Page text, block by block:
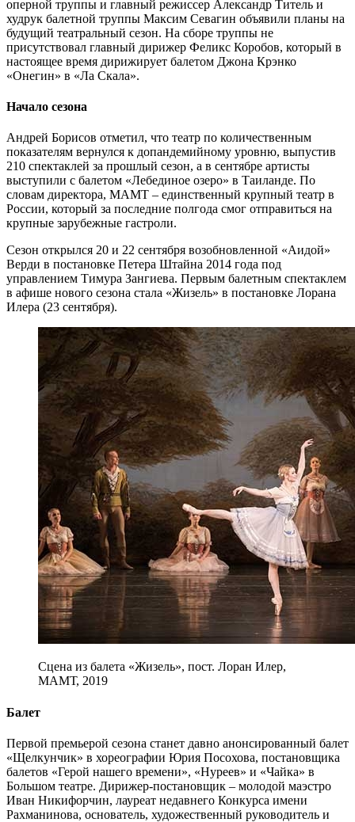
оперной труппы и главный режиссер Александр Титель и
худрук балетной труппы Максим Севагин объявили планы на
будущий театральный сезон. На сборе труппы не
присутствовал главный дирижер Феликс Коробов, который в
настоящее время дирижирует балетом Джона Крэнко
«Онегин» в «Ла Скала».
Начало сезона
Андрей Борисов отметил, что театр по количественным
показателям вернулся к допандемийному уровню, выпустив
210 спектаклей за прошлый сезон, а в сентябре артисты
выступили с балетом «Лебединое озеро» в Таиланде. По
словам директора, МАМТ – единственный крупный театр в
России, который за последние полгода смог отправиться на
крупные зарубежные гастроли.
Сезон открылся 20 и 22 сентября возобновленной «Аидой»
Верди в постановке Петера Штайна 2014 года под
управлением Тимура Зангиева. Первым балетным спектаклем
в афише нового сезона стала «Жизель» в постановке Лорана
Илера (23 сентября).
Сцена из балета «Жизель», пост. Лоран Илер,
МАМТ, 2019
Балет
Первой премьерой сезона станет давно анонсированный балет
«Щелкунчик» в хореографии Юрия Посохова, постановщика
балетов «Герой нашего времени», «Нуреев» и «Чайка» в
Большом театре. Дирижер-постановщик – молодой маэстро
Иван Никифорчин, лауреат недавнего Конкурса имени
Рахманинова, основатель, художественный руководитель и